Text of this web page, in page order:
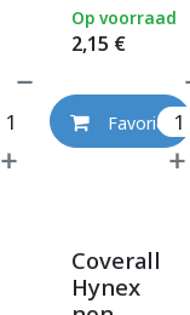
2,15 €
Op voorraad
Favoriet
Coverall
Hynex